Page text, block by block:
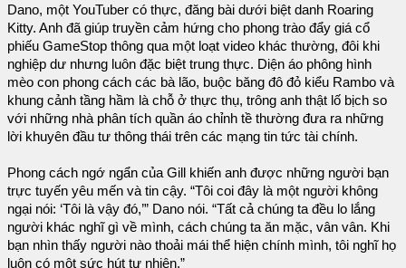
Dano, một YouTuber có thực, đăng bài dưới biệt danh Roaring
Kitty. Anh đã giúp truyền cảm hứng cho phong trào đẩy giá cổ
phiếu GameStop thông qua một loạt video khác thường, đôi khi
nghiệp dư nhưng luôn đặc biệt trung thực. Diện áo phông hình
mèo con phong cách các bà lão, buộc băng đô đỏ kiểu Rambo và
khung cảnh tầng hầm là chỗ ở thực thụ, trông anh thật lố bịch so
với những nhà phân tích quần áo chỉnh tề thường đưa ra những
lời khuyên đầu tư thông thái trên các mạng tin tức tài chính.
Phong cách ngớ ngẩn của Gill khiến anh được những người bạn
trực tuyến yêu mến và tin cậy. “Tôi coi đây là một người không
ngại nói: ‘Tôi là vậy đó,’” Dano nói. “Tất cả chúng ta đều lo lắng
người khác nghĩ gì về mình, cách chúng ta ăn mặc, vân vân. Khi
bạn nhìn thấy người nào thoải mái thể hiện chính mình, tôi nghĩ họ
luôn có một sức hút tự nhiên.”